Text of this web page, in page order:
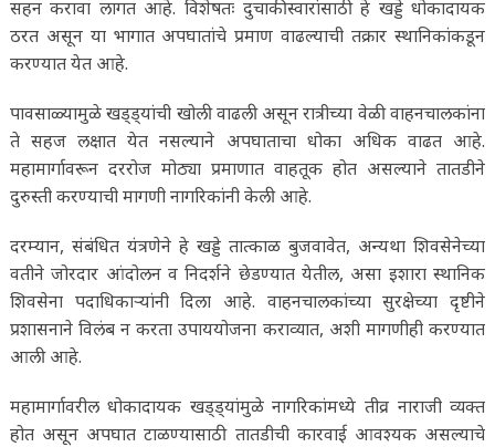
सहन करावा लागत आहे. विशेषतः दुचाकीस्वारांसाठी हे खड्डे धोकादायक
ठरत असून या भागात अपघातांचे प्रमाण वाढल्याची तक्रार स्थानिकांकडून
करण्यात येत आहे.
पावसाळ्यामुळे खड्ड्यांची खोली वाढली असून रात्रीच्या वेळी वाहनचालकांना
ते सहज लक्षात येत नसल्याने अपघाताचा धोका अधिक वाढत आहे.
महामार्गावरून दररोज मोठ्या प्रमाणात वाहतूक होत असल्याने तातडीने
दुरुस्ती करण्याची मागणी नागरिकांनी केली आहे.
दरम्यान, संबंधित यंत्रणेने हे खड्डे तात्काळ बुजवावेत, अन्यथा शिवसेनेच्या
वतीने जोरदार आंदोलन व निदर्शने छेडण्यात येतील, असा इशारा स्थानिक
शिवसेना पदाधिकाऱ्यांनी दिला आहे. वाहनचालकांच्या सुरक्षेच्या दृष्टीने
प्रशासनाने विलंब न करता उपाययोजना कराव्यात, अशी मागणीही करण्यात
आली आहे.
महामार्गावरील धोकादायक खड्ड्यांमुळे नागरिकांमध्ये तीव्र नाराजी व्यक्त
होत असून अपघात टाळण्यासाठी तातडीची कारवाई आवश्यक असल्याचे